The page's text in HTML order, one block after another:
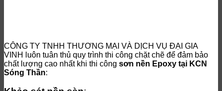
CÔNG TY TNHH THƯƠNG MẠI VÀ DỊCH VỤ ĐẠI GIA
VINH luôn tuân thủ quy trình thi công chặt chẽ để đảm bảo
chất lượng cao nhất khi thi công sơn nền Epoxy tại KCN
Sóng Thần: